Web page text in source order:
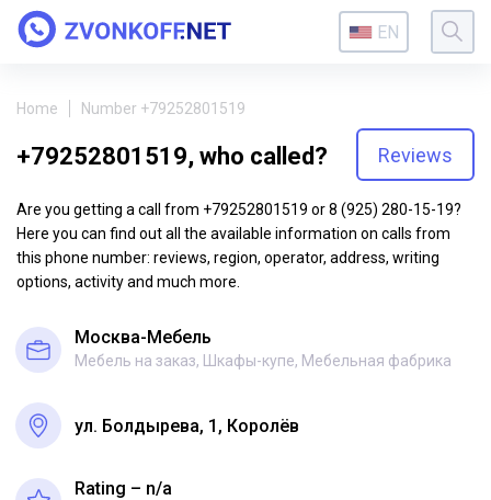
EN
Home Number +79252801519
+79252801519, who called? Reviews
Are you getting a call from +79252801519 or 8 (925) 280-15-19?
Here you can find out all the available information on calls from
this phone number: reviews, region, operator, address, writing
options, activity and much more.
Москва-Мебель
Мебель на заказ, Шкафы-купе, Мебельная фабрика
ул. Болдырева, 1, Королёв
Rating – n/a